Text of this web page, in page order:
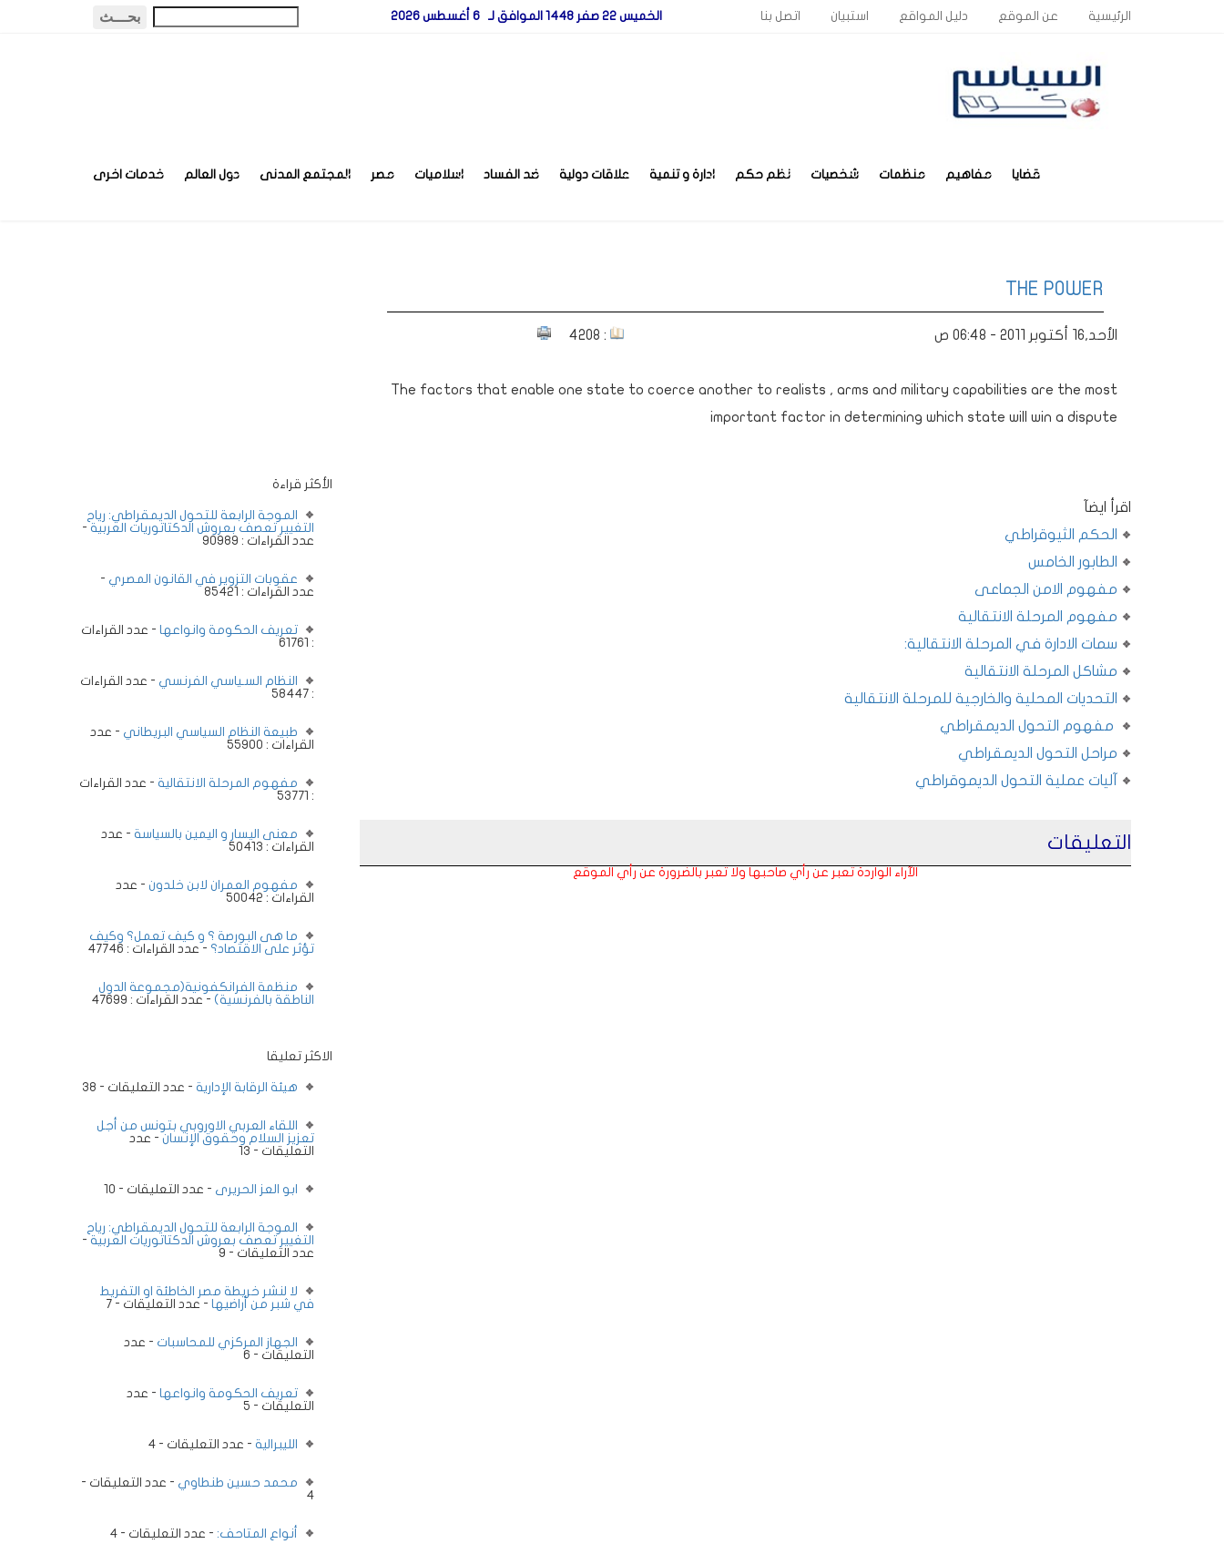
الرئيسية عن الموقع دليل المواقع استبيان اتصل بنا الخميس 22 صفر 1448 الموافق لـ 6 أغسطس 2026
قضايا مفاهيم منظمات شخصيات نظم حكم ادارة و تنمية علاقات دولية ضد الفساد اسلاميات مصر المجتمع المدنى دول العالم خدمات اخرى
THE POWER
الأحد,16 أكتوبر 2011 - 06:48 ص : 4208
The factors that enable one state to coerce another to realists , arms and military capabilities are the most
important factor in determining which state will win a dispute
اقرأ ايضآ
الحكم الثيوقراطي
الطابور الخامس
مفهوم الامن الجماعى
مفهوم المرحلة الانتقالية
سمات الادارة في المرحلة الانتقالية:
مشاكل المرحلة الانتقالية
التحديات المحلية والخارجية للمرحلة الانتقالية
مفهوم التحول الديمقراطي
مراحل التحول الديمقراطي
آليات عملية التحول الديموقراطي
التعليقات
الآراء الواردة تعبر عن رأي صاحبها ولا تعبر بالضرورة عن رأي الموقع
الأكثر قراءة
الموجة الرابعة للتحول الديمقراطي: رياح
التغيير تعصف بعروش الدكتاتوريات العربية -
عدد القراءات : 90989
عقوبات التزوير في القانون المصري -
عدد القراءات : 85421
تعريف الحكومة وانواعها - عدد القراءات
: 61761
النظام السـياسي الفرنسي - عدد القراءات
: 58447
طبيعة النظام السياسي البريطاني - عدد
القراءات : 55900
مفهوم المرحلة الانتقالية - عدد القراءات
: 53771
معنى اليسار و اليمين بالسياسة - عدد
القراءات : 50413
مفهوم العمران لابن خلدون - عدد
القراءات : 50042
ما هى البورصة ؟ و كيف تعمل؟ وكيف
تؤثر على الاقتصاد؟ - عدد القراءات : 47746
منظمة الفرانكفونية(مجموعة الدول
الناطقة بالفرنسية) - عدد القراءات : 47699
الاكثر تعليقا
هيئة الرقابة الإدارية - عدد التعليقات - 38
اللقاء العربي الاوروبي بتونس من أجل
تعزيز السلام وحقوق الإنسان - عدد
التعليقات - 13
ابو العز الحريرى - عدد التعليقات - 10
الموجة الرابعة للتحول الديمقراطي: رياح
التغيير تعصف بعروش الدكتاتوريات العربية -
عدد التعليقات - 9
لا لنشر خريطة مصر الخاطئة او التفريط
في شبر من أراضيها - عدد التعليقات - 7
الجهاز المركزي للمحاسبات - عدد
التعليقات - 6
تعريف الحكومة وانواعها - عدد
التعليقات - 5
الليبرالية - عدد التعليقات - 4
محمد حسين طنطاوي - عدد التعليقات -
4
أنواع المتاحف: - عدد التعليقات - 4